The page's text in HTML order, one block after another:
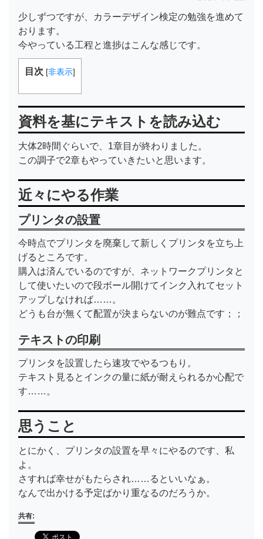
少しずつですが、カラーデザイン検定の勉強を進めて
おります。
今やっている工程と進捗はこんな感じです。
目次 [非表示]
資料を基にテキストを読み込む
大体2時間ぐらいで、1章目が終わりました。
この調子で2章もやっていきたいと思います。
近々にやる作業
プリンタの設置
今時点でプリンタを廃棄して新しくプリンタを立ち上
げるところです。
購入は済んでいるのですが、ネットワークプリンタと
して使いたいので段ボール開けてインク入れてセット
アップしなければ……。
どうも台が無くて配置が決まらないのが難点です；；
テキストの印刷
プリンタを設置したら速攻でやるつもり。
テキスト見るとインクの量に紙が耐えられるか心配で
す……。
思うこと
とにかく、プリンタの設置を早々にやるのです、私
よ。
さすれば幸せがもたらされ……るといいなぁ。
なんで出かける予定ばかり重なるのだろうか。
共有: